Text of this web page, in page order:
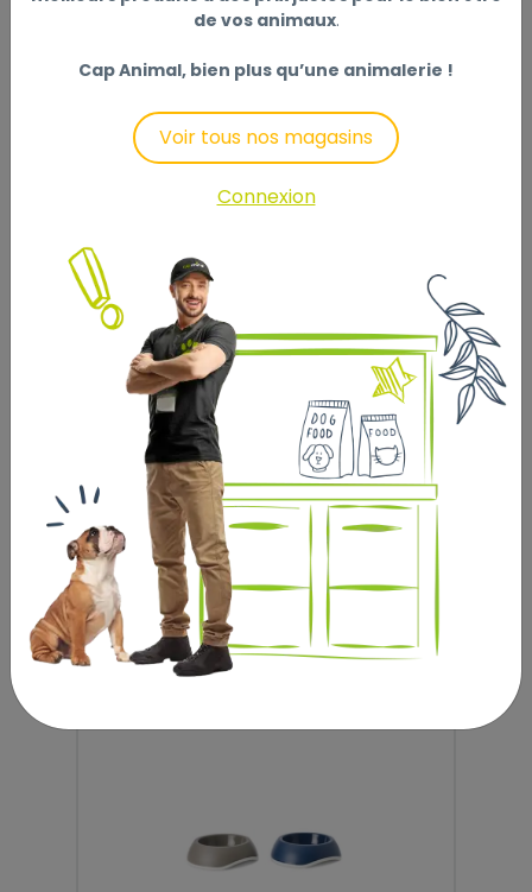
4,50 €
SAVIC DELICE CAT / 0,2 L
3 ,30 €
de vos animaux.
Cap Animal, bien plus qu’une animalerie !
Voir tous nos magasins
Connexion